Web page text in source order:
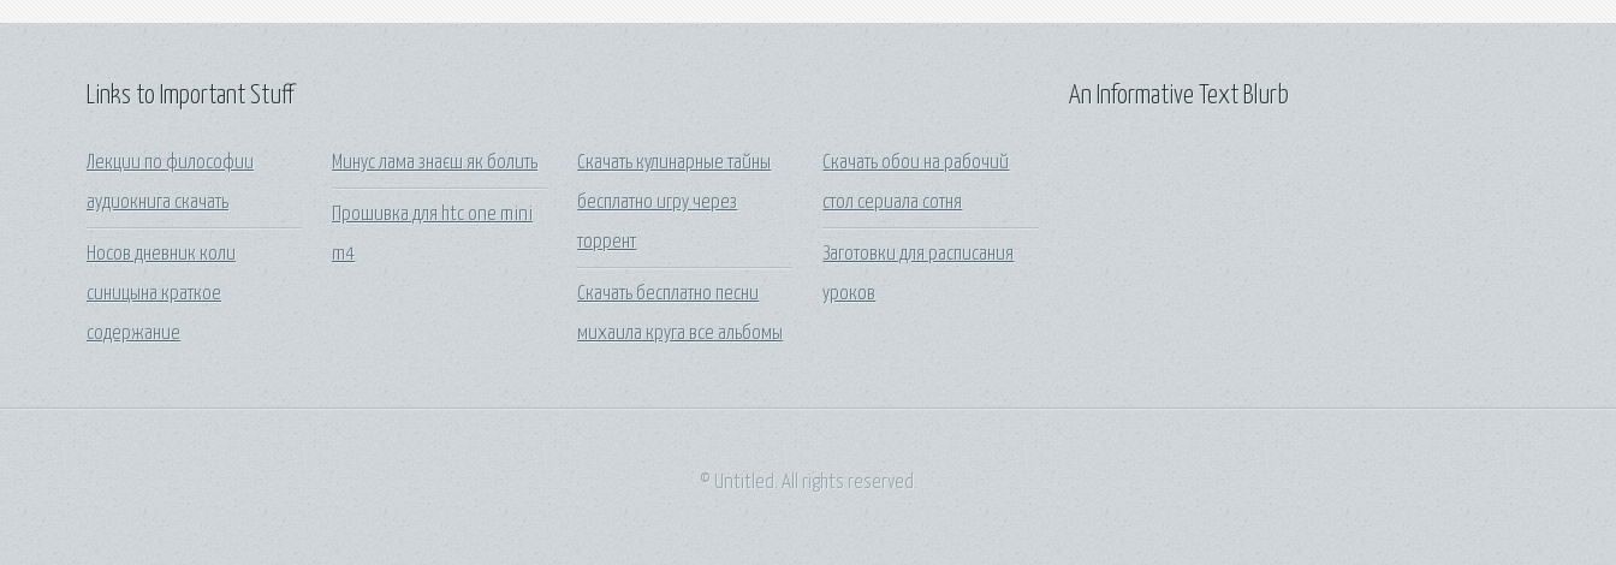
Links to Important Stuff
Лекции по философии
аудиокнига скачать
Носов дневник коли
синицына краткое
содержание
Минус лама знаєш як болить
Прошивка для htc one mini
m4
Скачать кулинарные тайны
бесплатно игру через
торрент
Скачать бесплатно песни
михаила круга все альбомы
Скачать обои на рабочий
стол сериала сотня
Заготовки для расписания
уроков
An Informative Text Blurb
© Untitled. All rights reserved.